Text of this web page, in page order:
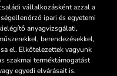
vállalkozásként azzal a
ipari és egyetemi
anyagvizsgálati,
berendezésekkel,
el. Elkötelezettek vagyunk
szakmai terméktámogatást
egyedi elvárásait is.